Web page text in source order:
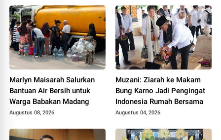
Marlyn Maisarah Salurkan
Bantuan Air Bersih untuk
Warga Babakan Madang
Augustus 08, 2026
Muzani: Ziarah ke Makam
Bung Karno Jadi Pengingat
Indonesia Rumah Bersama
Augustus 04, 2026